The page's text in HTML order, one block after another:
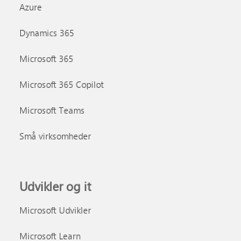
Azure
Dynamics 365
Microsoft 365
Microsoft 365 Copilot
Microsoft Teams
Små virksomheder
Udvikler og it
Microsoft Udvikler
Microsoft Learn